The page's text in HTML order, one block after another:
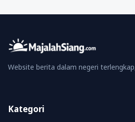
Website berita dalam negeri
Kategori